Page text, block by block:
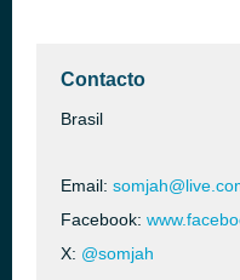
Contacto
Brasil
Email:
Facebook:
X: @somjah